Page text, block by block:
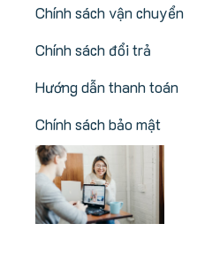
Chính sách vận chuyển
Chính sách đổi trả
Hướng dẫn thanh toán
Chính sách bảo mật